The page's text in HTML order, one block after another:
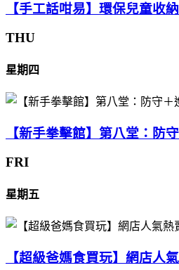
【手工話咁易】環保兒童收
THU
星期四
【新手拳擊館】第八堂：防
FRI
星期五
【超級爸媽食買玩】網店人